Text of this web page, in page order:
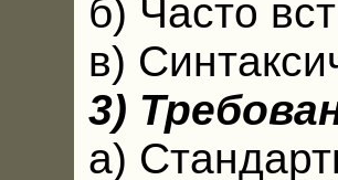
б) Часто
в)
3)
а)